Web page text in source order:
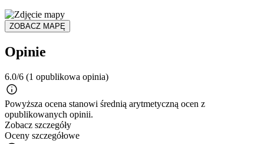
ZOBACZ MAPĘ
Opinie
6.0/6 (1 opublikowa opinia)
Powyższa ocena stanowi średnią arytmetyczną ocen z
opublikowanych opinii.
Zobacz szczegóły
Oceny szczegółowe